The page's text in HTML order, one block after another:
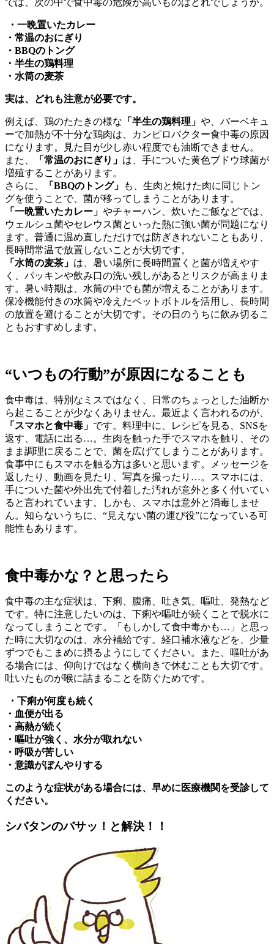
・一晩置いたカレー
・常温のおにぎり
・BBQのトング
・半生の鶏料理
・水筒の麦茶
実は、どれも注意が必要です。
例えば、鶏のたたきの様な 「半生の鶏料理」 や、バーベキュ
ーで加熱が不十分な鶏肉は、カンピロバクター食中毒の原因
になります。見た目が少し赤い程度でも油断できません。
また、
「常温のおにぎり」 は、手についた黄色ブドウ球菌が
増殖することがあります。
さらに、
「BBQのトング」
も、生肉と焼けた肉に同じトン
グを使うことで、菌が移ってしまうことがあります。
「一晩置いたカレー」 やチャーハン、炊いたご飯などでは、
ウェルシュ菌やセレウス菌といった熱に強い菌が問題になり
ます。普通に温め直しただけでは防ぎきれないこともあり、
長時間常温で放置しないことが大切です。
「水筒の麦茶」 は、暑い場所に長時間置くと菌が増えやす
く、パッキンや飲み口の洗い残しがあるとリスクが高まりま
す。暑い時期は、水筒の中でも菌が増えることがあります。
保冷機能付きの水筒や冷えたペットボトルを活用し、長時間
の放置を避けることが大切です。その日のうちに飲み切るこ
ともおすすめします。
“いつもの行動”が原因になることも
食中毒は、特別なミスではなく、日常のちょっとした油断か
ら起こることが少なくありません。最近よく言われるのが、
「スマホと食中毒」 です。料理中に、レシピを見る、SNSを
返す、電話に出る…。生肉を触った手でスマホを触り、その
まま調理に戻ることで、菌を広げてしまうことがあります。
食事中にもスマホを触る方は多いと思います。メッセージを
返したり、動画を見たり、写真を撮ったり…。スマホには、
手についた菌や外出先で付着した汚れが意外と多く付いてい
ると言われています。しかも、スマホは意外と消毒しませ
ん。知らないうちに、“見えない菌の運び役”になっている可
能性もあります。
食中毒かな？と思ったら
食中毒の主な症状は、下痢、腹痛、吐き気、嘔吐、発熱など
です。特に注意したいのは、下痢や嘔吐が続くことで脱水に
なってしまうことです。「もしかして食中毒かも…」と思っ
た時に大切なのは、水分補給です。経口補水液などを、少量
ずつでもこまめに摂るようにしてください。また、嘔吐があ
る場合には、仰向けではなく横向きで休むことも大切です。
吐いたものが喉に詰まることを防ぐためです。
・下痢が何度も続く
・血便が出る
・高熱が続く
・嘔吐が強く、水分が取れない
・呼吸が苦しい
・意識がぼんやりする
このような症状がある場合には、早めに医療機関を受診して
ください。
シバタンのバサッ！と解決！！